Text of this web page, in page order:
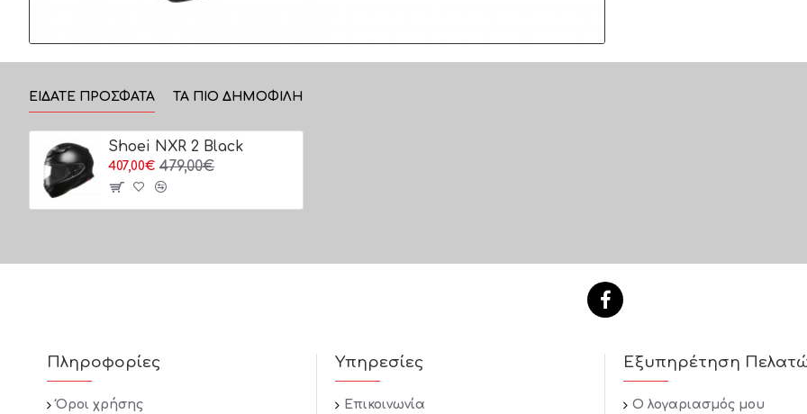
ΕΊΔΑΤΕ ΠΡΌΣΦΑΤΑ ΤΑ ΠΙΟ ΔΗΜΟΦΙΛΗ
Shoei NXR 2 Black
407,00€ 479,00€
Πληροφορίες
Όροι χρήσης
Υπηρεσίες
Επικοινωνία
Εξυπηρέτηση
Ο λογαριασμός μου